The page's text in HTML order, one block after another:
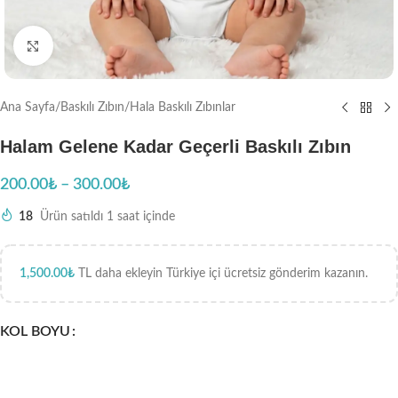
Büyütmek için tıklayın
Ana Sayfa/ Baskılı Zıbın/ Hala Baskılı Zıbınlar
Halam Gelene Kadar Geçerli Baskılı Zıbın
200.00₺ – 300.00₺
18 Ürün satıldı 1 saat içinde
1,500.00₺ TL daha ekleyin Türkiye içi ücretsiz gönderim kazanın.
KOL BOYU